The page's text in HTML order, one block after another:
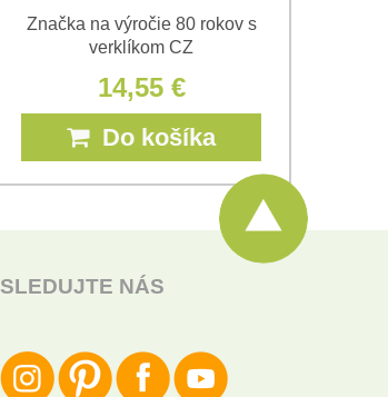
Značka na výročie 80 rokov s
verklíkom CZ
14,55 €
Do košíka
SLEDUJTE NÁS